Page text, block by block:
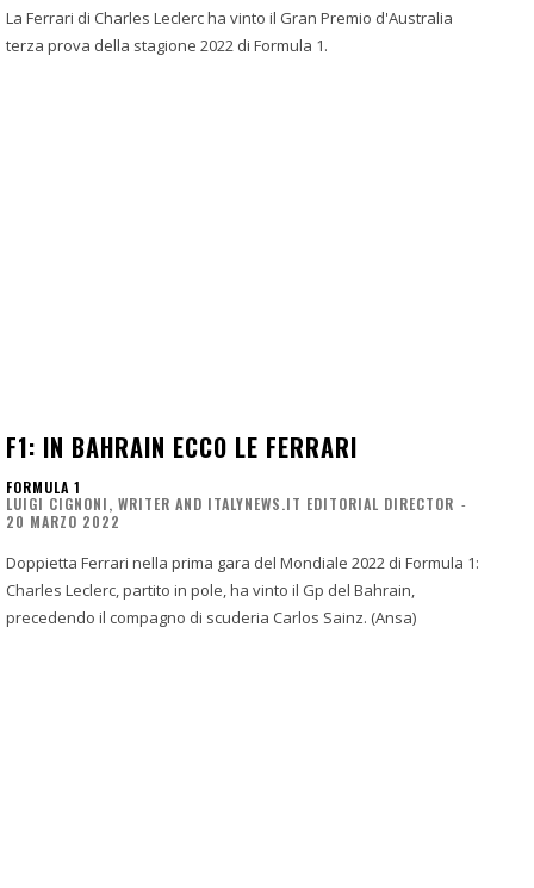
La Ferrari di Charles Leclerc ha vinto il Gran Premio d'Australia
terza prova della stagione 2022 di Formula 1.
F1: IN BAHRAIN ECCO LE FERRARI
FORMULA 1
LUIGI CIGNONI, WRITER AND ITALYNEWS.IT EDITORIAL DIRECTOR -
20 MARZO 2022
Doppietta Ferrari nella prima gara del Mondiale 2022 di Formula 1:
Charles Leclerc, partito in pole, ha vinto il Gp del Bahrain,
precedendo il compagno di scuderia Carlos Sainz. (Ansa)